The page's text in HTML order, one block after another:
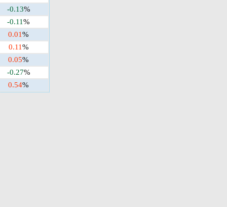
-0.13%
-0.11%
0.01%
0.11%
0.05%
-0.27%
0.54%